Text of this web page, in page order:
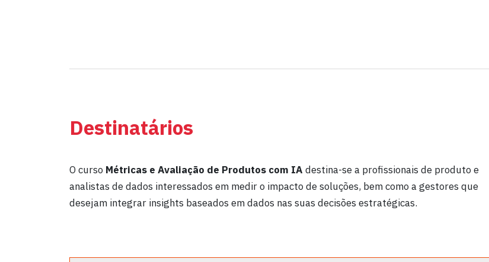
Destinatários
O curso Métricas e Avaliação de Produtos com IA destina-se a profissionais de produto e
analistas de dados interessados em medir o impacto de soluções, bem como a gestores que
desejam integrar insights baseados em dados nas suas decisões estratégicas.